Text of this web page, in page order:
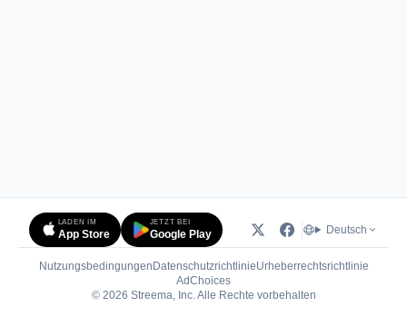
LADEN IM
App Store
JETZT BEI
Google Play Deutsch
Nutzungsbedingungen DatenschutzrichtlinieUrheberrechtsrichtlinie
AdChoices(öffnet in neuem Tab)
© 2026 Streema, Inc. Alle Rechte vorbehalten